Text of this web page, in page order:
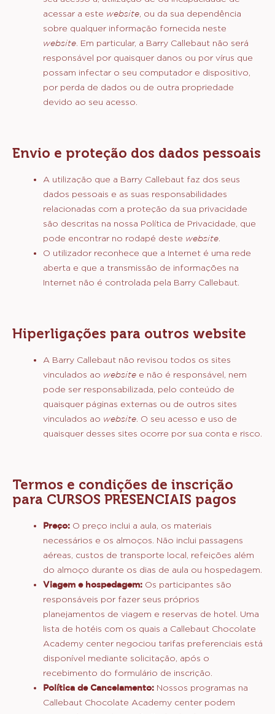
assegura a sua exatidão, perfeição e adequação
para um determinado fim ou a não infração das
informações fornecidas.
Na medida em que seja permitido pela legislação
aplicável, a Barry Callebaut não deve ser
responsabilizada por quaisquer danos, perdas ou
lesões diretos, indiretos, acidentais, consequenciais,
especiais ou punitivos, incluindo, entre outros,
seu acesso a, utilização de ou incapacidade de
sobre qualquer informação fornecida neste
website. Em particular, a Barry Callebaut não será
responsável por quaisquer danos ou por vírus que
possam infectar o seu computador e dispositivo,
por perda de dados ou de outra propriedade
devido ao seu acesso.
A utilização que a Barry Callebaut faz dos seus
relacionadas com a proteção da sua privacidade
são descritas na nossa Política de Privacidade, que
pode encontrar no rodapé destewebsite.
O utilizador reconhece que a Internet é uma rede
aberta e que a transmissão de informações na
Internet não é controlada pela Barry Callebaut.
Hiperligações para outros website
vinculados aowebsite e não é responsável, nem
pode ser responsabilizada, pelo conteúdo de
quaisquer páginas externas ou de outros sites
vinculados aowebsite . O seu acesso e uso de
quaisquer desses sites ocorre por sua conta e risco.
Termos e condições de inscrição
para CURSOS PRESENCIAIS pagos
Preço:O preço inclui a aula, os materiais
necessários e os almoços. Não inclui passagens
aéreas, custos de transporte local, refeições além